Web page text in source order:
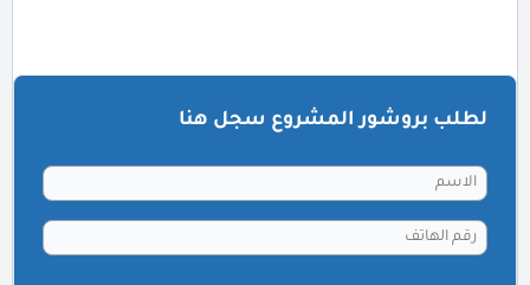
لطلب بروشور المشروع سجل هنا